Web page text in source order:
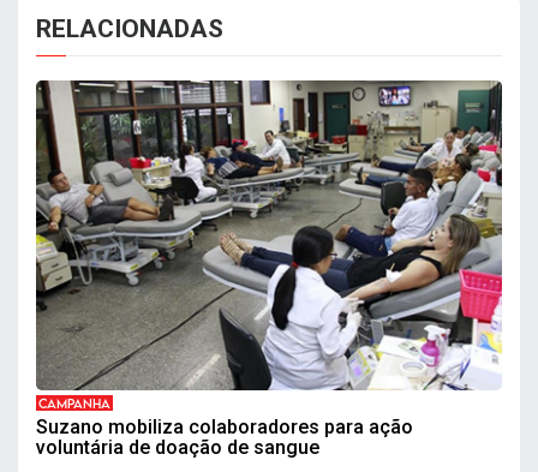
RELACIONADAS
CAMPANHA
Suzano mobiliza colaboradores para ação
voluntária de doação de sangue